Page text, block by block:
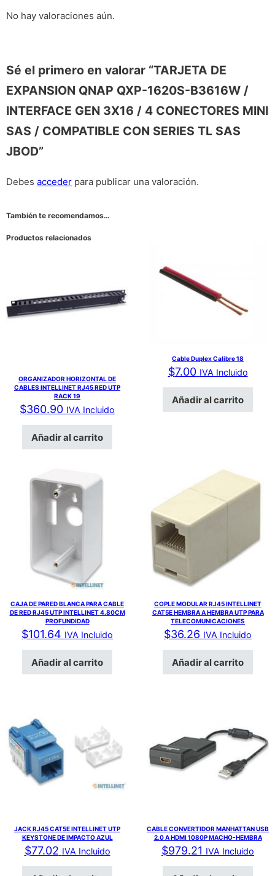
No hay valoraciones aún.
Sé el primero en valorar “TARJETA DE
EXPANSION QNAP QXP-1620S-B3616W /
INTERFACE GEN 3X16 / 4 CONECTORES MINI
SAS / COMPATIBLE CON SERIES TL SAS
JBOD”
Debes acceder para publicar una valoración.
También te recomendamos…
Productos relacionados
ORGANIZADOR HORIZONTAL DE
CABLES INTELLINET RJ45 RED UTP
RACK 19
$360.90 IVA Incluido
Añadir al carrito
Cable Duplex Calibre 18
$7.00 IVA Incluido
Añadir al carrito
CAJA DE PARED BLANCA PARA CABLE
DE RED RJ45 UTP INTELLINET 4.80CM
PROFUNDIDAD
$101.64 IVA Incluido
Añadir al carrito
COPLE MODULAR RJ45 INTELLINET
CAT5E HEMBRA A HEMBRA UTP PARA
TELECOMUNICACIONES
$36.26 IVA Incluido
Añadir al carrito
JACK RJ45 CAT5E INTELLINET UTP
KEYSTONE DE IMPACTO AZUL
$77.02 IVA Incluido
CABLE CONVERTIDOR MANHATTAN USB
2.0 A HDMI 1080P MACHO-HEMBRA
$979.21 IVA Incluido